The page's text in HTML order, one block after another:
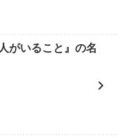
がいること』の名